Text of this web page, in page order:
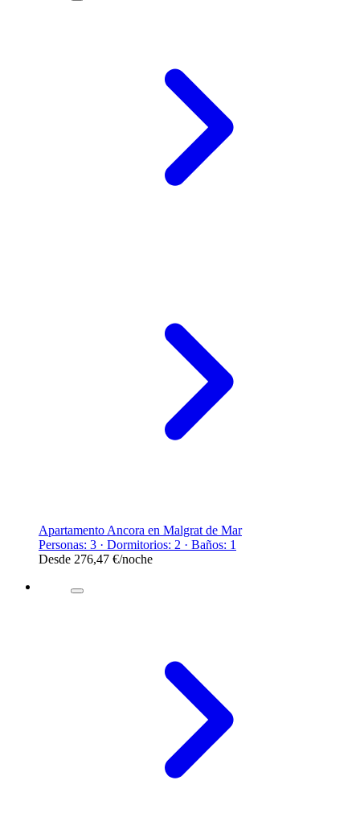
Apartamento Ancora en Malgrat de Mar
Personas: 3 · Dormitorios: 2 · Baños: 1
Desde 276,47 €/noche